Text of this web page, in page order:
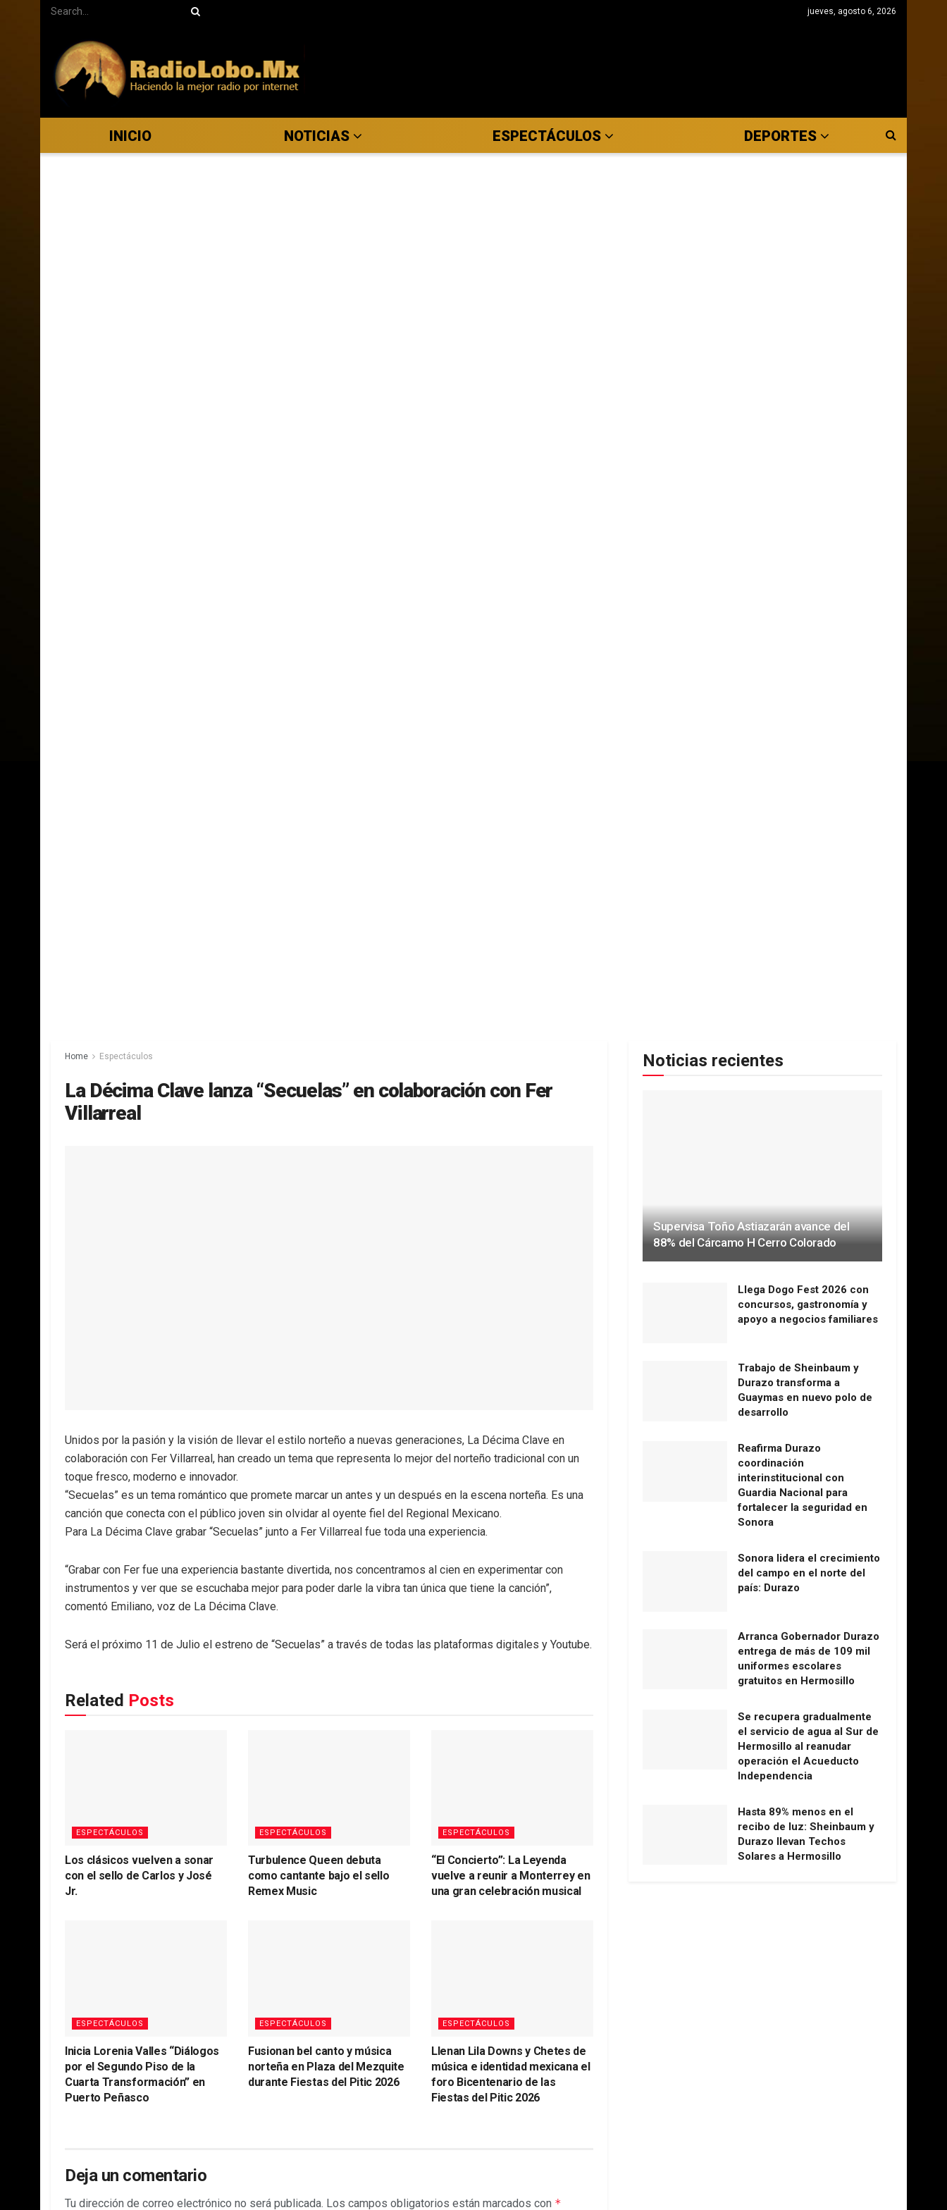
jueves, agosto 6, 2026
INICIO NOTICIAS ESPECTÁCULOS DEPORTES
Home Espectáculos
La Décima Clave lanza “Secuelas” en colaboración con Fer
Villarreal
Unidos por la pasión y la visión de llevar el estilo norteño a nuevas generaciones, La Décima Clave en
colaboración con Fer Villarreal, han creado un tema que representa lo mejor del norteño tradicional con un
toque fresco, moderno e innovador.
“Secuelas” es un tema romántico que promete marcar un antes y un después en la escena norteña. Es una
canción que conecta con el público joven sin olvidar al oyente fiel del Regional Mexicano.
Para La Décima Clave grabar “Secuelas” junto a Fer Villarreal fue toda una experiencia.
“Grabar con Fer fue una experiencia bastante divertida, nos concentramos al cien en experimentar con
instrumentos y ver que se escuchaba mejor para poder darle la vibra tan única que tiene la canción”,
comentó Emiliano, voz de La Décima Clave.
Será el próximo 11 de Julio el estreno de “Secuelas” a través de todas las plataformas digitales y Youtube.
Related Posts
ESPECTÁCULOS
Los clásicos vuelven a sonar
con el sello de Carlos y José
Jr.
ESPECTÁCULOS
Turbulence Queen debuta
como cantante bajo el sello
Remex Music
ESPECTÁCULOS
“El Concierto”: La Leyenda
vuelve a reunir a Monterrey en
una gran celebración musical
ESPECTÁCULOS
Inicia Lorenia Valles “Diálogos
por el Segundo Piso de la
Cuarta Transformación” en
Puerto Peñasco
ESPECTÁCULOS
Fusionan bel canto y música
norteña en Plaza del Mezquite
durante Fiestas del Pitic 2026
ESPECTÁCULOS
Llenan Lila Downs y Chetes de
música e identidad mexicana el
foro Bicentenario de las
Fiestas del Pitic 2026
Deja un comentario
Tu dirección de correo electrónico no será publicada. Los campos obligatorios están marcados con *
Noticias recientes
Supervisa Toño Astiazarán avance del
88% del Cárcamo H Cerro Colorado
Llega Dogo Fest 2026 con
concursos, gastronomía y
apoyo a negocios familiares
Trabajo de Sheinbaum y
Durazo transforma a
Guaymas en nuevo polo de
desarrollo
Reafirma Durazo
coordinación
interinstitucional con
Guardia Nacional para
fortalecer la seguridad en
Sonora
Sonora lidera el crecimiento
del campo en el norte del
país: Durazo
Arranca Gobernador Durazo
entrega de más de 109 mil
uniformes escolares
gratuitos en Hermosillo
Se recupera gradualmente
el servicio de agua al Sur de
Hermosillo al reanudar
operación el Acueducto
Independencia
Hasta 89% menos en el
recibo de luz: Sheinbaum y
Durazo llevan Techos
Solares a Hermosillo